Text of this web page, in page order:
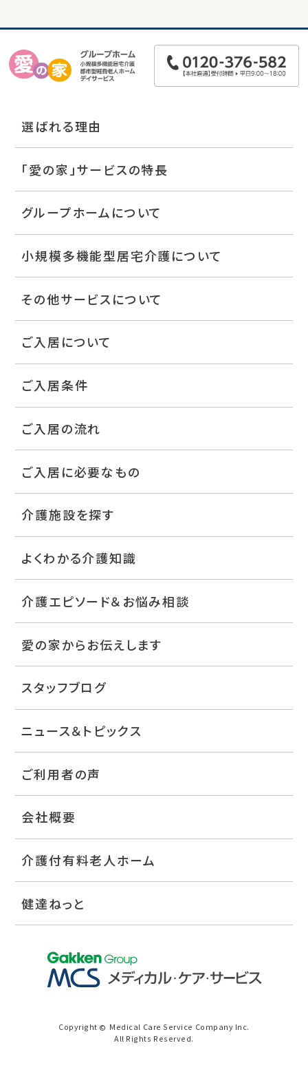
選ばれる理由
「愛の家」サービスの特長
グループホームについて
小規模多機能型居宅介護について
その他サービスについて
ご入居について
ご入居条件
ご入居の流れ
ご入居に必要なもの
介護施設を探す
よくわかる介護知識
介護エピソード＆お悩み相談
愛の家からお伝えします
スタッフブログ
ニュース＆トピックス
ご利用者の声
会社概要
介護付有料老人ホーム
健達ねっと
Copyright © Medical Care Service Company Inc.
All Rights Reserved.